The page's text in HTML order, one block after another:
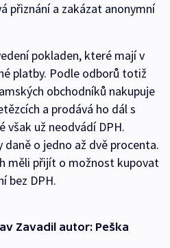
přiznání a zakázat anonymní
pokladen, které mají v
platby. Podle odborů totiž
obchodníků nakupuje
a prodává ho dál s
však už neodvádí DPH.
daně o jedno až dvě procenta.
měli přijít o možnost kupovat
bez DPH.
Zavadil autor: Peška